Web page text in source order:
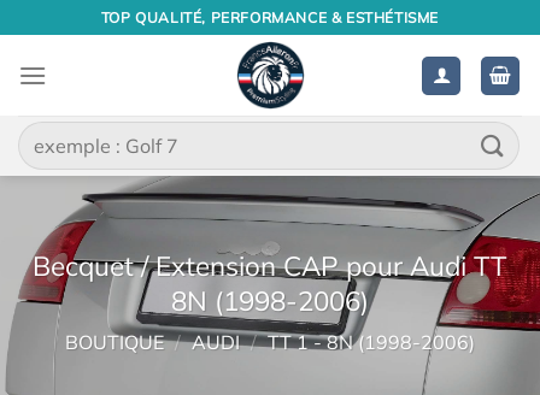
contenu
TOP QUALITÉ, PERFORMANCE & ESTHÉTISME
Recherche
pour :
Becquet / Extension CAP pour Audi TT
8N (1998-2006)
BOUTIQUE / AUDI / TT 1 - 8N (1998-2006)